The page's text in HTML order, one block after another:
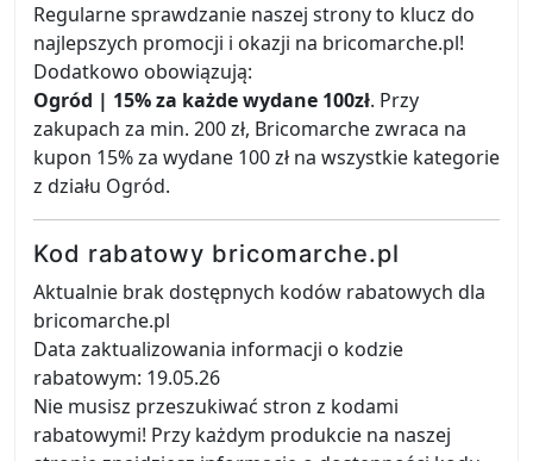
Regularne sprawdzanie naszej strony to klucz do
najlepszych promocji i okazji na bricomarche.pl!
Dodatkowo obowiązują:
Ogród | 15% za każde wydane 100zł. Przy
zakupach za min. 200 zł, Bricomarche zwraca na
kupon 15% za wydane 100 zł na wszystkie kategorie
z działu Ogród.
Kod rabatowy bricomarche.pl
Aktualnie brak dostępnych kodów rabatowych dla
bricomarche.pl
Data zaktualizowania informacji o kodzie
rabatowym: 19.05.26
Nie musisz przeszukiwać stron z kodami
rabatowymi! Przy każdym produkcie na naszej